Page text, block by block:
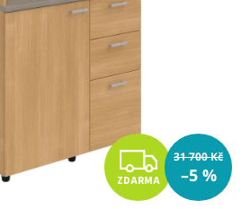
Z
D
ZDARMA
31 700 Kč
–5 %